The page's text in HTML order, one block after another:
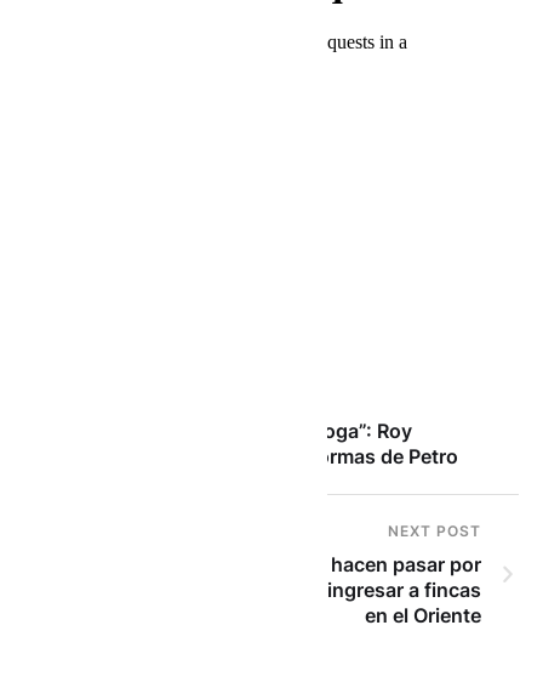
“La ministra de Salud no dialoga”: Roy
Barreras habló sobre las reformas de Petro
NEXT POST
¡Ojo! Delincuentes se hacen pasar por
funcionarios de Cornare para ingresar a fincas
en el Oriente